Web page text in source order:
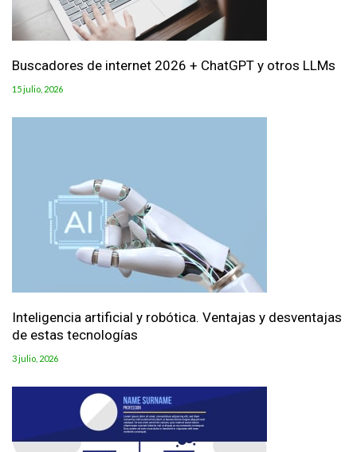
Buscadores de internet 2026 + ChatGPT y otros LLMs
15 julio, 2026
Inteligencia artificial y robótica. Ventajas y desventajas
de estas tecnologías
3 julio, 2026